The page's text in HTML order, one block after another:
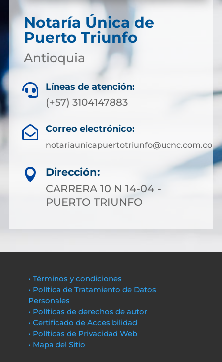
Notaría Única de
Puerto Triunfo
Antioquia
 Líneas de atención:
(+57) 3104147883
 Correo electrónico:
notariaunicapuertotriunfo@ucnc.com.co

Dirección:
CARRERA 10 N 14-04 -
PUERTO TRIUNFO
• Términos y condiciones
• Política de Tratamiento de Datos
Personales
• Políticas de derechos de autor
• Certificado de Accesibilidad
• Políticas de Privacidad Web
• Mapa del Sitio